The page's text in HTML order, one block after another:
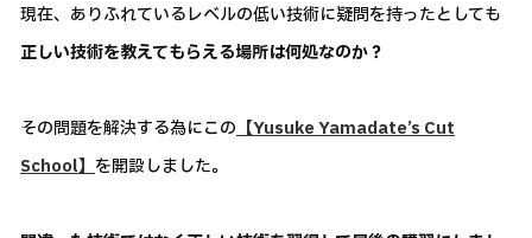
現在、ありふれているレベルの低い技術に疑問を持ったとしても
正しい技術を教えてもらえる場所は何処なのか？
その問題を解決する為にこの 【Yusuke Yamadate’s Cut
School】 を開設しました。